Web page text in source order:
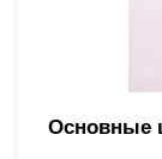
Основные